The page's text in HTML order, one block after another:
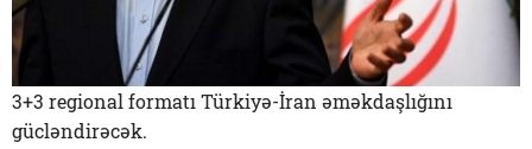
3+3 regional formatı Türkiyə-İran əməkdaşlığını
gücləndirəcək.